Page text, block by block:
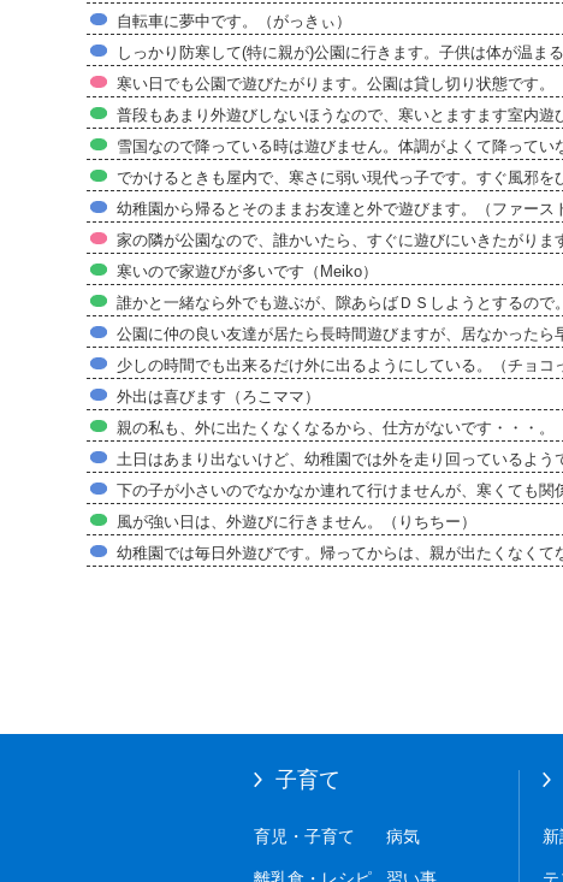
自転車に夢中です。（がっきぃ）
しっかり防寒して(特に親が)公園に行きます。子供は体が温ま
寒い日でも公園で遊びたがります。公園は貸し切り状態です。
普段もあまり外遊びしないほうなので、寒いとますます室内遊
雪国なので降っている時は遊びません。体調がよくて降ってい
でかけるときも屋内で、寒さに弱い現代っ子です。すぐ風邪を
幼稚園から帰るとそのままお友達と外で遊びます。（ファース
家の隣が公園なので、誰かいたら、すぐに遊びにいきたがりま
寒いので家遊びが多いです（Meiko）
誰かと一緒なら外でも遊ぶが、隙あらばＤＳしようとするので
公園に仲の良い友達が居たら長時間遊びますが、居なかったら
少しの時間でも出来るだけ外に出るようにしている。（チョコ
外出は喜びます（ろこママ）
親の私も、外に出たくなくなるから、仕方がないです・・・。
土日はあまり出ないけど、幼稚園では外を走り回っているよう
下の子が小さいのでなかなか連れて行けませんが、寒くても関
風が強い日は、外遊びに行きません。（りちちー）
幼稚園では毎日外遊びです。帰ってからは、親が出たくなくて
子育て
育児・子育て 病気